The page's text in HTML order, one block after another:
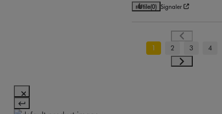
Utile(0) Signaler
1 2 3 4